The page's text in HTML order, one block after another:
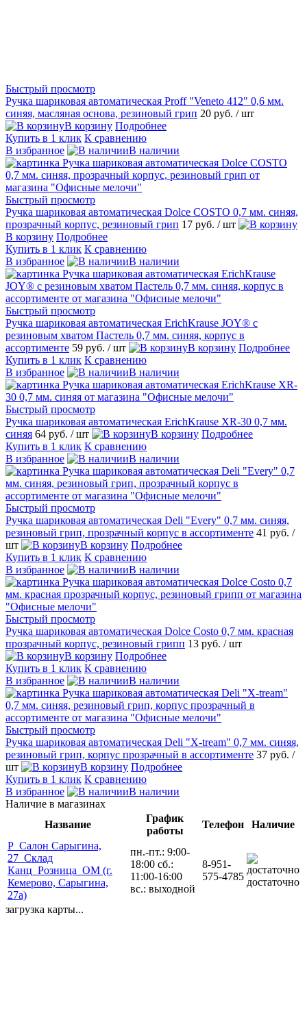
Быстрый просмотр
Ручка шариковая автоматическая Proff "Veneto 412" 0,6 мм.
синяя, масляная основа, резиновый грип 20 руб. / шт
В корзину Подробнее
Купить в 1 клик К сравнению
В избранное
В наличии
Быстрый просмотр
Ручка шариковая автоматическая Dolce COSTO 0,7 мм. синяя,
прозрачный корпус, резиновый грип 17 руб. / шт
В корзину Подробнее
Купить в 1 клик К сравнению
В избранное
В наличии
Быстрый просмотр
Ручка шариковая автоматическая ErichKrause JOY® с
резиновым хватом Пастель 0,7 мм. синяя, корпус в
ассортименте 59 руб. / шт В корзину Подробнее
Купить в 1 клик К сравнению
В избранное
В наличии
Быстрый просмотр
Ручка шариковая автоматическая ErichKrause XR-30 0,7 мм.
синяя 64 руб. / шт В корзину Подробнее
Купить в 1 клик К сравнению
В избранное
В наличии
Быстрый просмотр
Ручка шариковая автоматическая Deli "Every" 0,7 мм. синяя,
резиновый грип, прозрачный корпус в ассортименте 41 руб. /
шт
В корзину Подробнее
Купить в 1 клик К сравнению
В избранное
В наличии
Быстрый просмотр
Ручка шариковая автоматическая Dolce Costo 0,7 мм. красная
прозрачный корпус, резиновый грипп 13 руб. / шт
В корзину Подробнее
Купить в 1 клик К сравнению
В избранное
В наличии
Быстрый просмотр
Ручка шариковая автоматическая Deli "X-tream" 0,7 мм. синяя,
резиновый грип, корпус прозрачный в ассортименте 37 руб. /
шт
В корзину Подробнее
Купить в 1 клик К сравнению
В избранное
В наличии
Наличие в магазинах
Название
График
работы
Телефон
Наличие
Р_Салон Сарыгина,
27_Склад
Канц_Розница_ОМ (г.
Кемерово, Сарыгина,
27а)
пн.-пт.: 9:00-
18:00 сб.:
11:00-16:00
вс.: выходной
8-951-
575-4785 достаточно
загрузка карты...